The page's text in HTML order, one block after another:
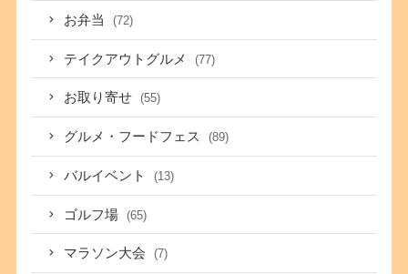
お弁当 (72)
テイクアウトグルメ (77)
お取り寄せ (55)
グルメ・フードフェス (89)
バルイベント (13)
ゴルフ場 (65)
マラソン大会 (7)